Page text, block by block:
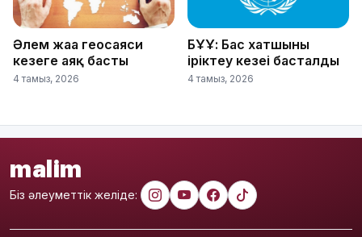
Әлем жаңа геосаяси
кезеңге аяқ басты
4 тамыз, 2026
БҰҰ: Бас хатшыны
іріктеу кезеңі басталды
4 тамыз, 2026
malim
Біз әлеуметтік желіде: